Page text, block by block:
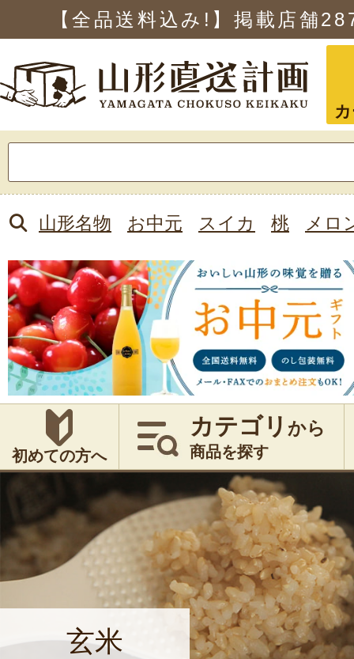
【全品送料込み!】掲載店舗
索:
山形名物 お中元 スイカ 桃 メロ
初めての方へ
カテゴリ から
商品を探す
玄米